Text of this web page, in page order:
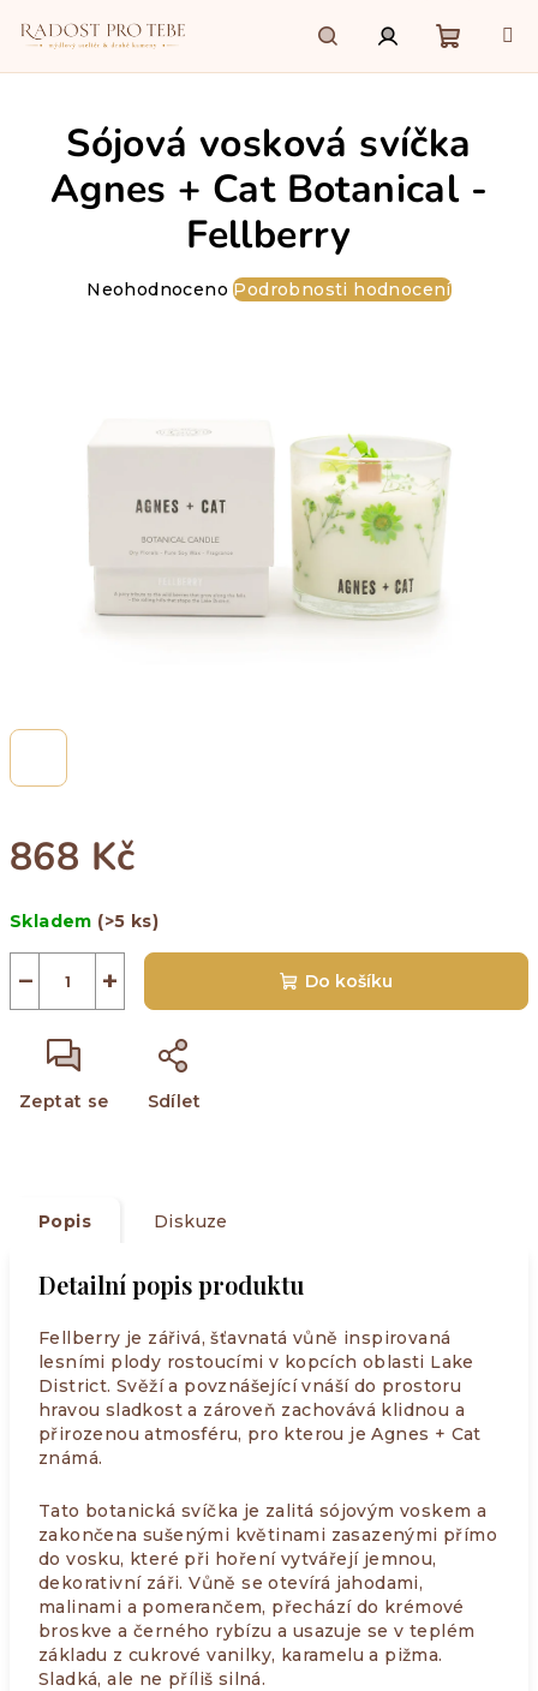
HledatPřihlášení
košík
868 Kč
cena:
Skladem (>5 ks)
+
− Do košíku
Zeptat se Sdílet
Sójová vosková svíčka
Agnes + Cat Botanical -
Fellberry
Průměrné
Neohodnoceno Podrobnosti hodnocení
Popis Diskuze
Detailní popis produktu
Fellberry je zářivá, šťavnatá vůně inspirovaná
lesními plody rostoucími v kopcích oblasti Lake
District. Svěží a povznášející vnáší do prostoru
hravou sladkost a zároveň zachovává klidnou a
přirozenou atmosféru, pro kterou je Agnes + Cat
známá.
Tato botanická svíčka je zalitá sójovým voskem a
zakončena sušenými květinami zasazenými přímo
do vosku, které při hoření vytvářejí jemnou,
dekorativní záři. Vůně se otevírá jahodami,
malinami a pomerančem, přechází do krémové
broskve a černého rybízu a usazuje se v teplém
základu z cukrové vanilky, karamelu a pižma.
Sladká, ale ne příliš silná.